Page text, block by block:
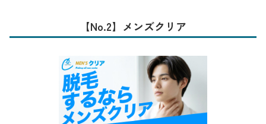
【No.2】メンズクリア